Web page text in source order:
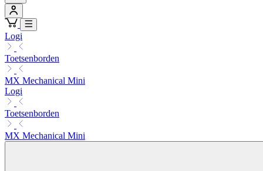
Logi
Toetsenborden
MX Mechanical Mini
Logi
Toetsenborden
MX Mechanical Mini